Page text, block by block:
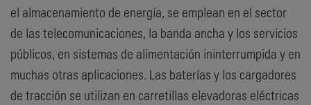
el almacenamiento de energía, se emplean en el sector
de las telecomunicaciones, la banda ancha y los servicios
públicos, en sistemas de alimentación ininterrumpida y en
muchas otras aplicaciones. Las baterías y los cargadores
de tracción se utilizan en carretillas elevadoras eléctricas